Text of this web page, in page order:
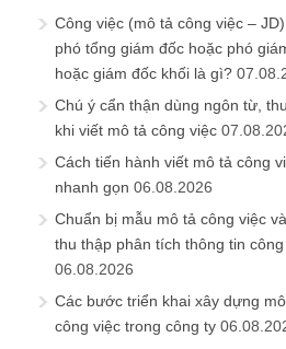
Công việc (mô tả công việc –
phó tổng giám đốc hoặc phó
hoặc giám đốc khối là gì?
Chú ý cẩn thận dùng ngôn từ,
khi viết mô tả công việc
Cách tiến hành viết mô tả công
nhanh gọn 06.08.2026
Chuẩn bị mẫu mô tả công việc
thu thập phân tích thông tin
06.08.2026
Các bước triển khai xây dựng
công việc trong công ty